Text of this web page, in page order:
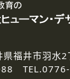
人情報の取り
の定める個人
人情報の開示
提供いただいた
県福井市羽水
TEL.